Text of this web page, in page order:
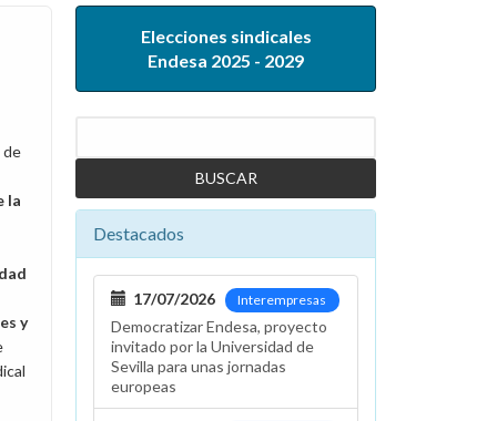
de
la
y
Elecciones sindicales
Endesa 2025 - 2029
Destacados
Interempresas
17/07/2026
Democratizar Endesa, proyecto
invitado por la Universidad de
Sevilla para unas jornadas
europeas